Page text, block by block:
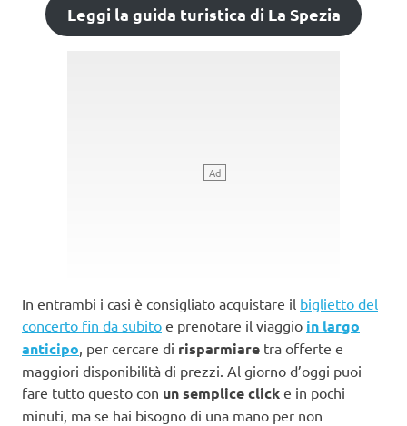
Leggi la guida turistica di La Spezia
In entrambi i casi è consigliato acquistare il biglietto del
concerto fin da subito e prenotare il viaggio in largo
anticipo, per cercare di risparmiare tra offerte e
maggiori disponibilità di prezzi. Al giorno d’oggi puoi
fare tutto questo con un semplice click e in pochi
minuti, ma se hai bisogno di una mano per non